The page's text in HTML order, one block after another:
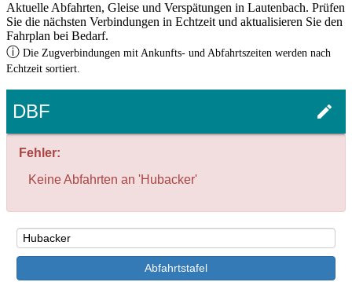
Aktuelle Abfahrten, Gleise und Verspätungen in Lautenbach. Prüfen
Sie die nächsten Verbindungen in Echtzeit und aktualisieren Sie den
Fahrplan bei Bedarf.
ⓘ Die Zugverbindungen mit Ankunfts- und Abfahrtszeiten werden nach
Echtzeit sortiert.